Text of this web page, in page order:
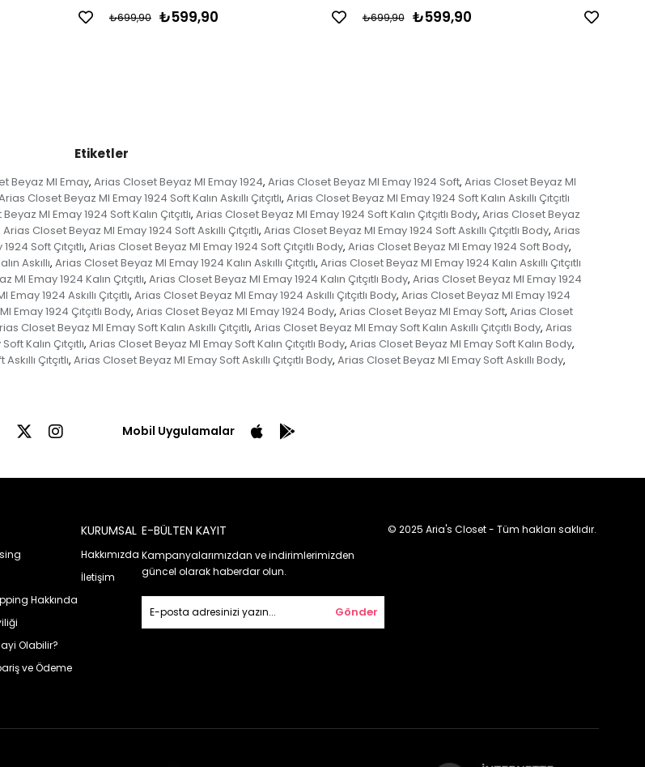
₺599,90
₺699,90 ₺599,90
₺699,90
Etiketler
Beyaz MI Emay, Arias Closet Beyaz MI Emay 1924, Arias Closet Beyaz MI Emay 1924 Soft, Arias Closet Beyaz MI
Closet Beyaz MI Emay 1924 Soft Kalın Askıllı Çıtçıtlı, Arias Closet Beyaz MI Emay 1924 Soft Kalın Askıllı Çıtçıtlı
MI Emay 1924 Soft Kalın Çıtçıtlı, Arias Closet Beyaz MI Emay 1924 Soft Kalın Çıtçıtlı Body, Arias Closet Beyaz
Arias Closet Beyaz MI Emay 1924 Soft Askıllı Çıtçıtlı, Arias Closet Beyaz MI Emay 1924 Soft Askıllı Çıtçıtlı Body, Arias
Soft Çıtçıtlı, Arias Closet Beyaz MI Emay 1924 Soft Çıtçıtlı Body, Arias Closet Beyaz MI Emay 1924 Soft Body,
Askıllı, Arias Closet Beyaz MI Emay 1924 Kalın Askıllı Çıtçıtlı, Arias Closet Beyaz MI Emay 1924 Kalın Askıllı Çıtçıtlı
MI Emay 1924 Kalın Çıtçıtlı, Arias Closet Beyaz MI Emay 1924 Kalın Çıtçıtlı Body, Arias Closet Beyaz MI Emay 1924
1924 Askıllı Çıtçıtlı, Arias Closet Beyaz MI Emay 1924 Askıllı Çıtçıtlı Body, Arias Closet Beyaz MI Emay 1924
Emay 1924 Çıtçıtlı Body, Arias Closet Beyaz MI Emay 1924 Body, Arias Closet Beyaz MI Emay Soft, Arias Closet
Closet Beyaz MI Emay Soft Kalın Askıllı Çıtçıtlı, Arias Closet Beyaz MI Emay Soft Kalın Askıllı Çıtçıtlı Body, Arias
Kalın Çıtçıtlı, Arias Closet Beyaz MI Emay Soft Kalın Çıtçıtlı Body, Arias Closet Beyaz MI Emay Soft Kalın Body,
Çıtçıtlı, Arias Closet Beyaz MI Emay Soft Askıllı Çıtçıtlı Body, Arias Closet Beyaz MI Emay Soft Askıllı Body,
Mobil Uygulamalar
Hakkında
Olabilir?
ve Ödeme
KURUMSAL
Hakkımızda
İletişim
E-BÜLTEN KAYIT
Kampanyalarımızdan ve indirimlerimizden
güncel olarak haberdar olun.
Gönder
© 2025 Aria's Closet - Tüm hakları saklıdır.